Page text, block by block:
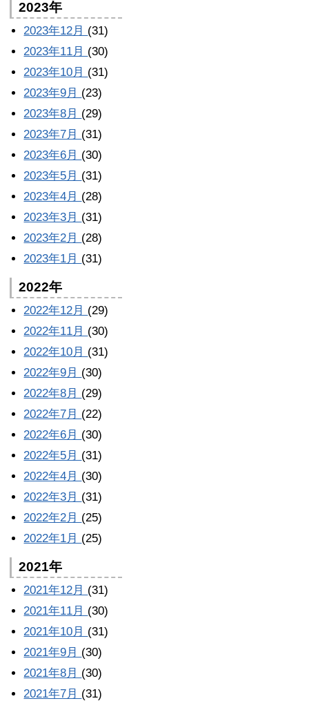
2023年
2023年12月 (31)
2023年11月 (30)
2023年10月 (31)
2023年9月 (23)
2023年8月 (29)
2023年7月 (31)
2023年6月 (30)
2023年5月 (31)
2023年4月 (28)
2023年3月 (31)
2023年2月 (28)
2023年1月 (31)
2022年
2022年12月 (29)
2022年11月 (30)
2022年10月 (31)
2022年9月 (30)
2022年8月 (29)
2022年7月 (22)
2022年6月 (30)
2022年5月 (31)
2022年4月 (30)
2022年3月 (31)
2022年2月 (25)
2022年1月 (25)
2021年
2021年12月 (31)
2021年11月 (30)
2021年10月 (31)
2021年9月 (30)
2021年8月 (30)
2021年7月 (31)